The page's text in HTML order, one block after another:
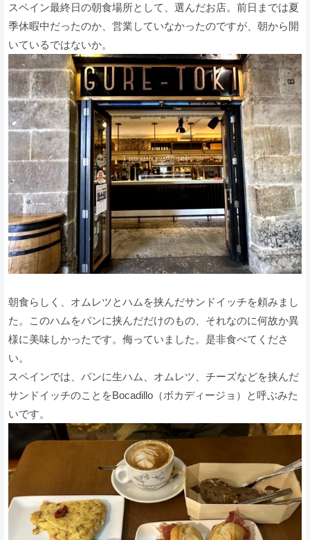
スペイン最終日の朝食場所として、選んだお店。前日までは夏
季休暇中だったのか、営業していなかったのですが、朝から開
いているではないか。
朝食らしく、オムレツとハムを挟んだサンドイッチを頼みまし
た。このハムをパンに挟んだだけのもの、それなのに何故か異
様に美味しかったです。侮っていました。是非食べてくださ
い。
スペインでは、パンに生ハム、オムレツ、チーズなどを挟んだ
サンドイッチのことをBocadillo（ボカディージョ）と呼ぶみた
いです。